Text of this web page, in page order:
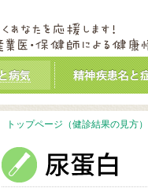
トップページ（健診結果の見方）